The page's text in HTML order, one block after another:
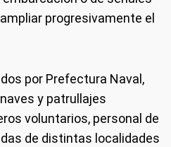
progresivamente el
por Prefectura Naval,
y patrullajes
voluntarios, personal de
de distintas localidades